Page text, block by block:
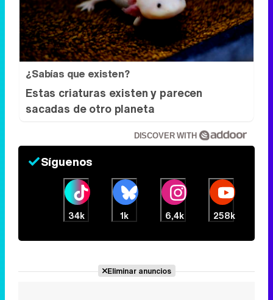
Estas criaturas existen y parecen
sacadas de otro planeta
DISCOVER WITH
Síguenos
6,4k 258k
Eliminar anuncios